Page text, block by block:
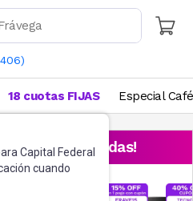
)
Capital Federal
cuando
18 cuotas FIJAS Especial Café
destacadas!